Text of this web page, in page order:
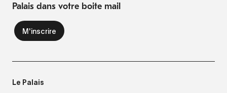
Palais dans votre boite mail
Le Palais